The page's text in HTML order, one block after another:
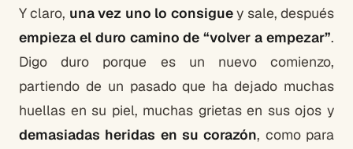
Y claro, una vez uno lo consiguey sale, después
empieza el duro camino de “volver a empezar”.
Digo duro porque es un nuevo comienzo,
partiendo de un pasado que ha dejado muchas
huellas en su piel, muchas grietas en sus ojos y
demasiadas heridas en su corazón, como para